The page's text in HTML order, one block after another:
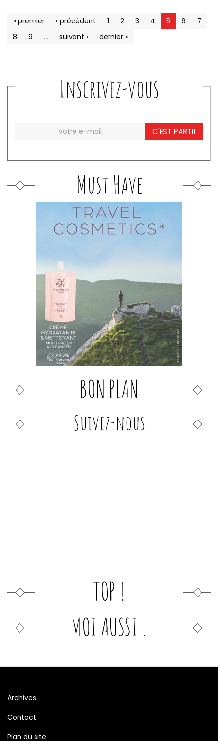
« premier ‹ précédent 1 2 3 4 5 6
7
8
9 … suivant › dernier »
Inscrivez-vous
C'EST PARTI!
Must Have
BON PLAN
Suivez-nous
TOP !
MOI AUSSI !
Archives
Contact
Plan du site